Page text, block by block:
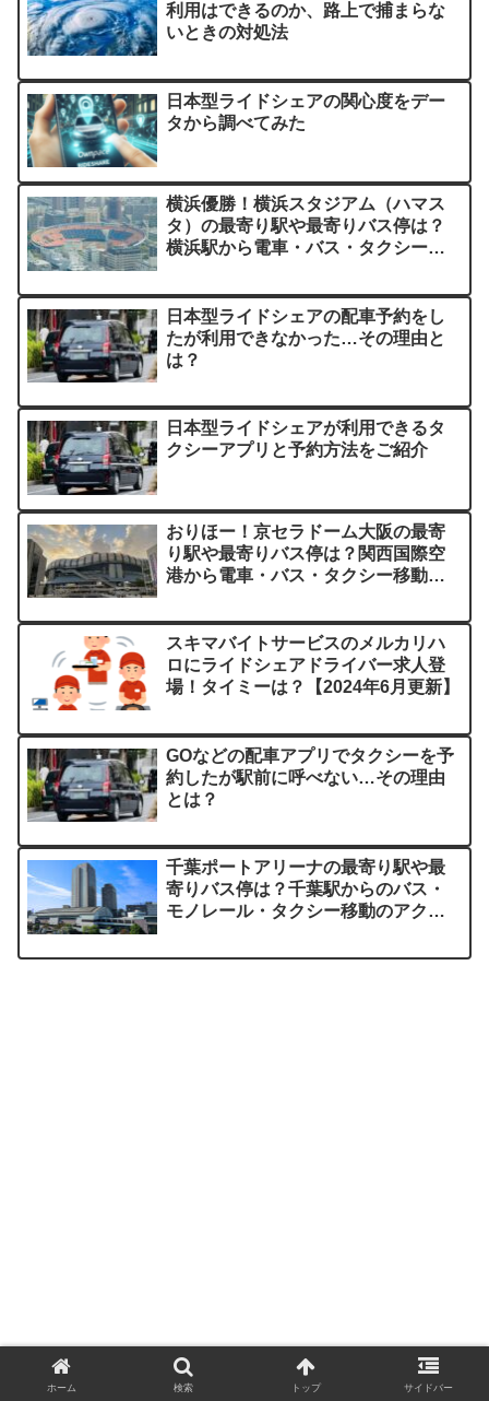
利用はできるのか、路上で捕まらな
いときの対処法
日本型ライドシェアの関心度をデー
タから調べてみた
横浜優勝！横浜スタジアム（ハマス
タ）の最寄り駅や最寄りバス停は？
横浜駅から電車・バス・タクシー移
日本型ライドシェアの配車予約をし
たが利用できなかった…その理由と
は？
日本型ライドシェアが利用できるタ
クシーアプリと予約方法をご紹介
おりほー！京セラドーム大阪の最寄
り駅や最寄りバス停は？関西国際空
港から電車・バス・タクシー移動の
スキマバイトサービスのメルカリハ
ロにライドシェアドライバー求人登
場！タイミーは？【2024年6月更新】
GOなどの配車アプリでタクシーを予
約したが駅前に呼べない…その理由
とは？
千葉ポートアリーナの最寄り駅や最
寄りバス停は？千葉駅からのバス・
モノレール・タクシー移動のアクセ
ホーム 検索 トップ サイドバー